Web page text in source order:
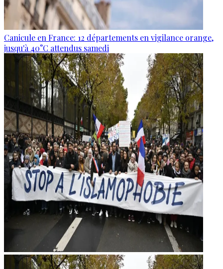
Canicule en France: 12 départements en vigilance orange,
jusqu'à 40°C attendus samedi